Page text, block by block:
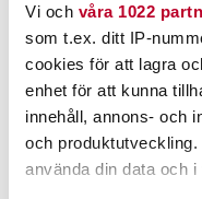
Vi och våra 1022
som t.ex. ditt IP-
cookies för att lagra
enhet för att kunna
innehåll, annons- och
och
använda din data och i
LÄGG I VARUKORGEN